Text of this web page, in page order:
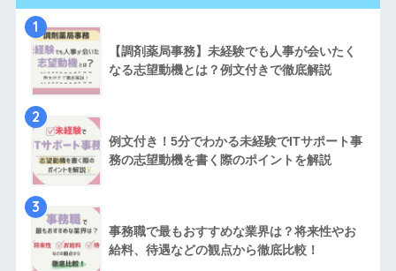
1
【調剤薬局事務】未経験でも人事が会いたく
なる志望動機とは？例文付きで徹底解説
2
例文付き！5分でわかる未経験でITサポート事
務の志望動機を書く際のポイントを解説
3
事務職で最もおすすめな業界は？将来性やお
給料、待遇などの観点から徹底比較！